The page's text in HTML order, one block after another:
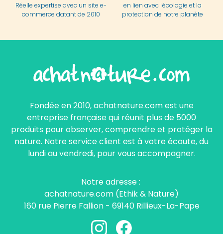
Réelle expertise avec un site e-
commerce datant de 2010
en lien avec l'écologie et la
protection de notre planète
Fondée en 2010, achatnature.com est une
entreprise française qui réunit plus de 5000
produits pour observer, comprendre et protéger la
nature. Notre service client est à votre écoute, du
lundi au vendredi, pour vous accompagner.
Notre adresse :
achatnature.com (Ethik & Nature)
160 rue Pierre Fallion - 69140 Rillieux-La-Pape